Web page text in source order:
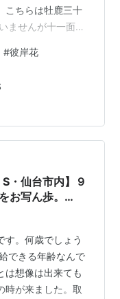
こちらは牡鹿三十
ませんが十一面観
#彼岸花
・仙台市内】９
す。何歳でしょう
できる年齢なんで
は想像は出来ても
時が来ました。取